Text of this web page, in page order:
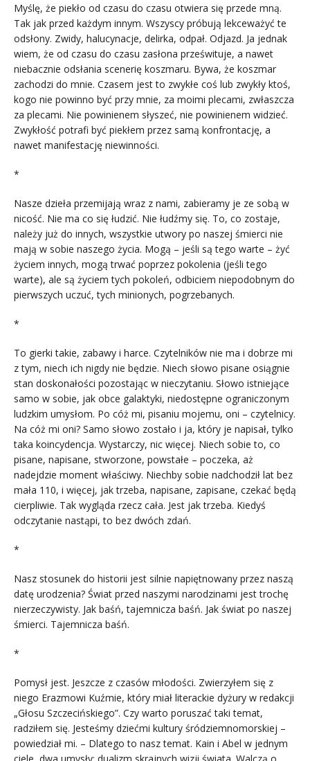
Myślę, że piekło od czasu do czasu otwiera się przede mną.
Tak jak przed każdym innym. Wszyscy próbują lekceważyć te
odsłony. Zwidy, halucynacje, delirka, odpał. Odjazd. Ja jednak
wiem, że od czasu do czasu zasłona prześwituje, a nawet
niebacznie odsłania scenerię koszmaru. Bywa, że koszmar
zachodzi do mnie. Czasem jest to zwykłe coś lub zwykły ktoś,
kogo nie powinno być przy mnie, za moimi plecami, zwłaszcza
za plecami. Nie powinienem słyszeć, nie powinienem widzieć.
Zwykłość potrafi być piekłem przez samą konfrontację, a
nawet manifestację niewinności.
*
Nasze dzieła przemijają wraz z nami, zabieramy je ze sobą w
nicość. Nie ma co się łudzić. Nie łudźmy się. To, co zostaje,
należy już do innych, wszystkie utwory po naszej śmierci nie
mają w sobie naszego życia. Mogą – jeśli są tego warte – żyć
życiem innych, mogą trwać poprzez pokolenia (jeśli tego
warte), ale są życiem tych pokoleń, odbiciem niepodobnym do
pierwszych uczuć, tych minionych, pogrzebanych.
*
To gierki takie, zabawy i harce. Czytelników nie ma i dobrze mi
z tym, niech ich nigdy nie będzie. Niech słowo pisane osiągnie
stan doskonałości pozostając w nieczytaniu. Słowo istniejące
samo w sobie, jak obce galaktyki, niedostępne ograniczonym
ludzkim umysłom. Po cóż mi, pisaniu mojemu, oni – czytelnicy.
Na cóż mi oni? Samo słowo zostało i ja, który je napisał, tylko
taka koincydencja. Wystarczy, nic więcej. Niech sobie to, co
pisane, napisane, stworzone, powstałe – poczeka, aż
nadejdzie moment właściwy. Niechby sobie nadchodził lat bez
mała 110, i więcej, jak trzeba, napisane, zapisane, czekać będą
cierpliwie. Tak wygląda rzecz cała. Jest jak trzeba. Kiedyś
odczytanie nastąpi, to bez dwóch zdań.
*
Nasz stosunek do historii jest silnie napiętnowany przez naszą
datę urodzenia? Świat przed naszymi narodzinami jest trochę
nierzeczywisty. Jak baśń, tajemnicza baśń. Jak świat po naszej
śmierci. Tajemnicza baśń.
*
Pomysł jest. Jeszcze z czasów młodości. Zwierzyłem się z
niego Erazmowi Kuźmie, który miał literackie dyżury w redakcji
„Głosu Szczecińskiego”. Czy warto poruszać taki temat,
radziłem się. Jesteśmy dziećmi kultury śródziemnomorskiej –
powiedział mi. – Dlatego to nasz temat. Kain i Abel w jednym
ciele, dwa umysły; dualizm skrajnych wizji świata. Walczą o